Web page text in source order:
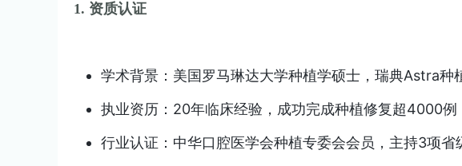
1. 资质认证
学术背景：美国罗马琳达大学种植学硕士，瑞典Astra种
执业资历：20年临床经验，成功完成种植修复超4000例
行业认证：中华口腔医学会种植专委会会员，主持3项省